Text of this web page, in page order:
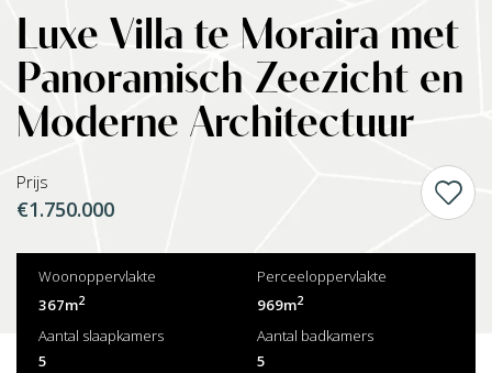
Luxe Villa te Moraira met
Panoramisch Zeezicht en
Moderne Architectuur
Prijs
€1.750.000
Woonoppervlakte
367m2
Perceeloppervlakte
969m2
Aantal slaapkamers
5
Aantal badkamers
5